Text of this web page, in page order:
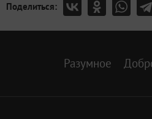
Поделиться:
Разумное